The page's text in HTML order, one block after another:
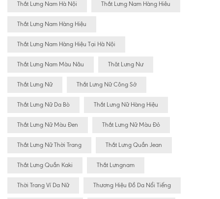
Thắt Lưng Nam Hà Nội Thắt Lưng Nam Hàng Hiêu
Thắt Lưng Nam Hàng Hiệu
Thắt Lưng Nam Hàng Hiệu Tại Hà Nội
Thắt Lưng Nam Màu Nâu Thăt Lưng Nư
Thắt Lưng Nữ Thắt Lưng Nữ Công Sở
Thắt Lưng Nữ Da Bò Thắt Lưng Nữ Hàng Hiệu
Thắt Lưng Nữ Màu Đen Thắt Lưng Nữ Màu Đỏ
Thắt Lưng Nữ Thời Trang Thắt Lưng Quần Jean
Thắt Lưng Quần Kaki Thắt Lưngnam
Thời Trang Ví Da Nữ Thương Hiệu Đồ Da Nổi Tiếng